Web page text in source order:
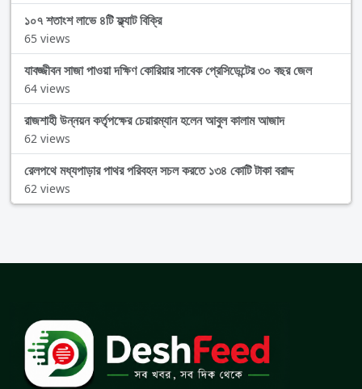
১০৭ শতাংশ লাভে ৪টি ফ্ল্যাট বিক্রি
65 views
যাবজ্জীবন সাজা পাওয়া দক্ষিণ কোরিয়ার সাবেক প্রেসিডেন্টের ৩০ বছর জেল
64 views
রাজশাহী উন্নয়ন কর্তৃপক্ষের চেয়ারম্যান হলেন আবুল কালাম আজাদ
62 views
রেলপথে মধ্যপাড়ার পাথর পরিবহন সচল করতে ১৩৪ কোটি টাকা বরাদ্দ
62 views